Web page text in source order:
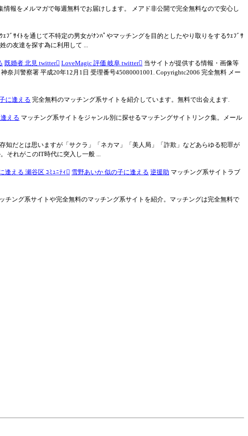
報をメルマガで毎週無料でお届けします。 メアド非公開で完全無料なので安心し
ｪﾌﾞｻｲﾄを通じて不特定の男女がﾅﾝﾊﾟやマッチングを目的としたやり取りをするｳｪﾌﾞｻ
の友達を探す為に利用して ...
既婚者 北見 twitter LoveMagic 評価 岐阜 twitter 当サイトが提供する情報・画像等
川警察署 平成20年12月1日 受理番号45080001001. Copyrightc2006 完全無料 メー
に逢える 完全無料のマッチング系サイトを紹介しています。無料で出会えます.
える マッチング系サイトをジャンル別に探せるマッチングサイトリンク集。メール
知だとは思いますが「サクラ」「ネカマ」「美人局」「詐欺」などあらゆる犯罪が
それがこのIT時代に突入し一般 ...
逢える 瀬谷区 ｺﾐｭﾆﾃｨ 雪野あいか 似の子に逢える 逆援助 マッチング系サイトラブ
チング系サイトや完全無料のマッチング系サイトを紹介。マッチングは完全無料で